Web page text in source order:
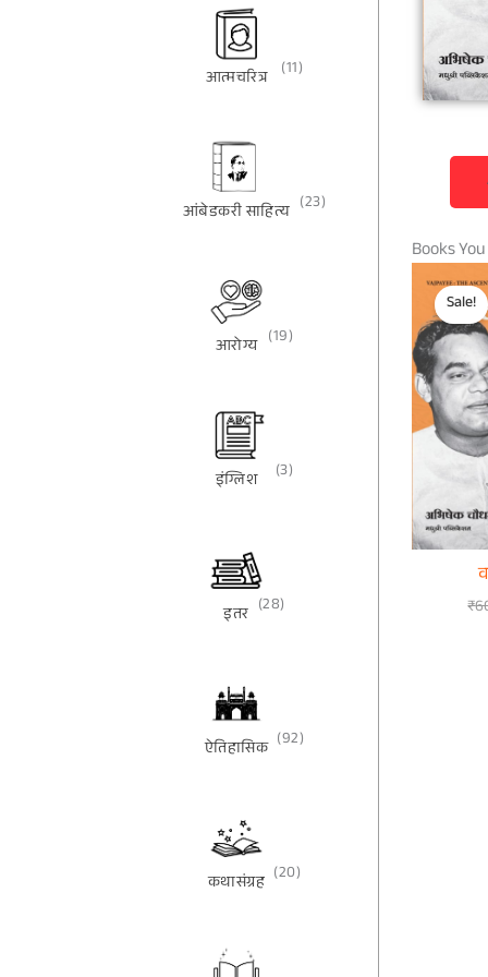
आत्मचरित्र (11)
आंबेडकरी साहित्य (23)
आरोग्य (19)
इंग्लिश (3)
इतर (28)
ऐतिहासिक (92)
कथासंग्रह (20)
Books
Sale!
₹